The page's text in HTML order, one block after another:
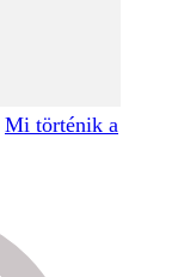
Mi történik a